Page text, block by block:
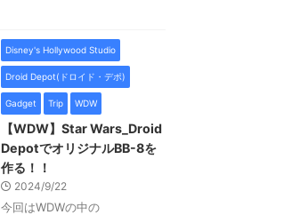
Disney's Hollywood Studio
Droid Depot(ドロイド・デポ)
Gadget Trip WDW
【WDW】Star Wars_Droid
DepotでオリジナルBB-8を
作る！！
2024/9/22
今回はWDWの中の